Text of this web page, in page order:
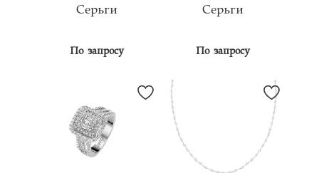
Серьги
По запросу
Серьги
По запросу